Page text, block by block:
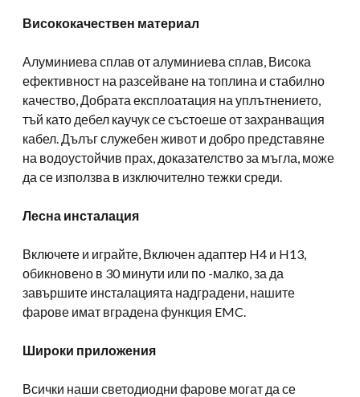
Висококачествен материал
Алуминиева сплав от алуминиева сплав, Висока
ефективност на разсейване на топлина и стабилно
качество, Добрата експлоатация на уплътнението,
тъй като дебел каучук се състоеше от захранващия
кабел. Дълъг служебен живот и добро представяне
на водоустойчив прах, доказателство за мъгла, може
да се използва в изключително тежки среди.
Лесна инсталация
Включете и играйте, Включен адаптер H4 и H13,
обикновено в 30 минути или по -малко, за да
завършите инсталацията надградени, нашите
фарове имат вградена функция EMC.
Широки приложения
Всички наши светодиодни фарове могат да се